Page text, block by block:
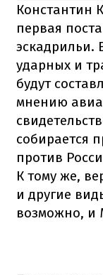
Константин
первая
эскадрильи.
ударных и
будут
мнению
собирается
против
К тому же,
и другие
возможно, и